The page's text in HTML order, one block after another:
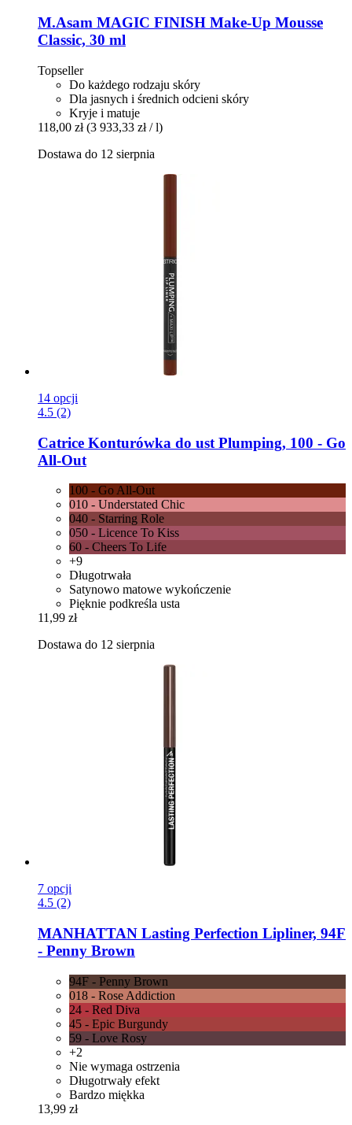
M.Asam MAGIC FINISH Make-​Up Mousse
Classic, 30 ml
Topseller
Do każdego rodzaju skóry
Dla jasnych i średnich odcieni skóry
Kryje i matuje
118,00 zł (3 933,33 zł / l)
Dostawa do 12 sierpnia
14 opcji
4.5 (2)
Catrice Konturówka do ust Plumping, 100 -​ Go
All-​Out
100 - Go All-Out
010 - Understated Chic
040 - Starring Role
050 - Licence To Kiss
60 - Cheers To Life
+9
Długotrwała
Satynowo matowe wykończenie
Pięknie podkreśla usta
11,99 zł
Dostawa do 12 sierpnia
7 opcji
4.5 (2)
MANHATTAN Lasting Perfection Lipliner, 94F
-​ Penny Brown
94F - Penny Brown
018 - Rose Addiction
24 - Red Diva
45 - Epic Burgundy
59 - Love Rosy
+2
Nie wymaga ostrzenia
Długotrwały efekt
Bardzo miękka
13,99 zł